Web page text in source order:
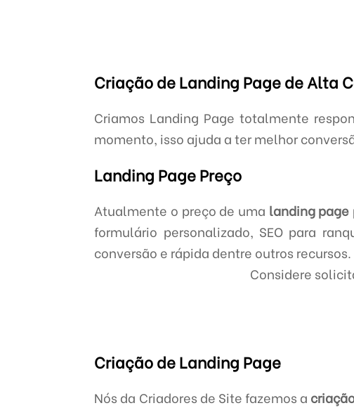
Criação de Landing Page de Alta
Criamos Landing Page totalmente
momento, isso ajuda a ter melhor
Landing Page Preço
Atualmente o preço de uma landing page
formulário personalizado, SEO para
conversão e rápida dentre outros recursos.
Considere
Criação de Landing Page
Nós da Criadores de Site fazemos a